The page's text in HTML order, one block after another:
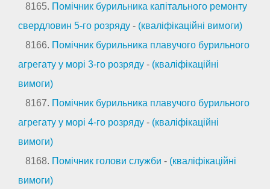
8165. Помічник бурильника капітального ремонту
свердловин 5-го розряду - (кваліфікаційні вимоги)
8166. Помічник бурильника плавучого бурильного
агрегату у морі 3-го розряду - (кваліфікаційні
вимоги)
8167. Помічник бурильника плавучого бурильного
агрегату у морі 4-го розряду - (кваліфікаційні
вимоги)
8168. Помічник голови служби - (кваліфікаційні
вимоги)